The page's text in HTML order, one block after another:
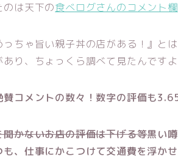
のは天下の食べログさんのコメント欄
ちゃ旨い親子丼の店がある！』と
り、ちょっくら調べて見たんですよ
コメントの数々！数字の評価も
聞かないお店の評価は下げる等黒い
、仕事にかこつけて交通費を浮か